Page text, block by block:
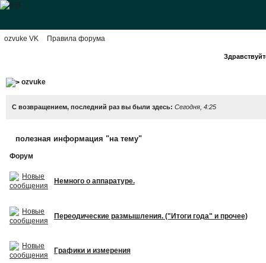
ozvuke VK Правила форума
ozvuke
С возвращением, последний раз вы были здесь: Сегодня, 4:25
полезная информация "на тему"
Форум
Немного о аппаратуре.
Переодические размышления. ("Итоги года" и прочее)
Графики и измерения